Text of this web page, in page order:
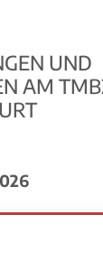
UND
AM